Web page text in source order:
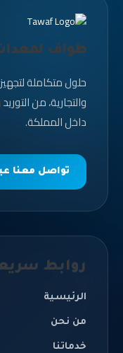
طواف
حلول متكاملة
والتجارية، من
داخل المملكة.
تواصل معنا
روابط
الرئيسية
من نحن
خدماتنا